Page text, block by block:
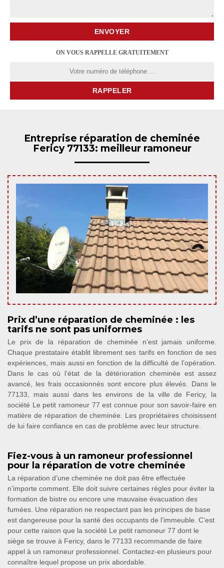
ON VOUS RAPPELLE GRATUITEMENT
Entreprise réparation de cheminée
Fericy 77133: meilleur ramoneur
Prix d’une réparation de cheminée : les
tarifs ne sont pas uniformes
Le prix de la réparation de cheminée n’est jamais uniforme.
Chaque prestataire établit librement ses tarifs en fonction de ses
expériences, mais aussi en fonction de la difficulté de l’opération.
Dans le cas où l’état de la détérioration cheminée est assez
avancé, les frais occasionnés sont encore plus élevés. Dans le
77133, mais aussi dans les environs de la ville de Fericy, la
société Le petit ramoneur 77 est connue pour son savoir-faire en
matière de réparation de cheminée. Les propriétaires choisissent
de lui faire confiance en cas de problème avec leur structure.
Fiez-vous à un ramoneur professionnel
pour la réparation de votre cheminée
La réparation d’une cheminée ne doit pas être effectuée
n’importe comment. Elle doit suivre certaines règles pour éviter la
formation de bistre ou encore une mauvaise évacuation des
fumées. Une réparation ne respectant pas les principes de base
est dangereuse pour la santé des occupants de l’immeuble. C’est
pour cette raison que la société Le petit ramoneur 77 dont le
siège se trouve à Fericy, dans le 77133 recommande de faire
appel à un ramoneur professionnel. Contactez-en plusieurs pour
connaître lequel propose un prix abordable.